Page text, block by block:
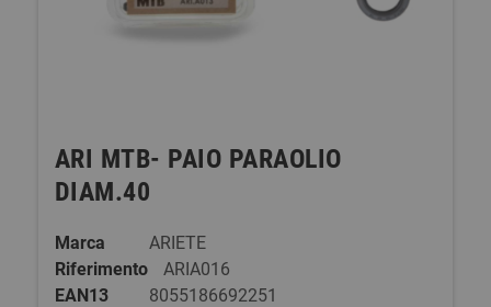
ARI MTB- PAIO PARAOLIO
DIAM.40
Marca
ARIETE
Riferimento
ARIA016
EAN13
8055186692251